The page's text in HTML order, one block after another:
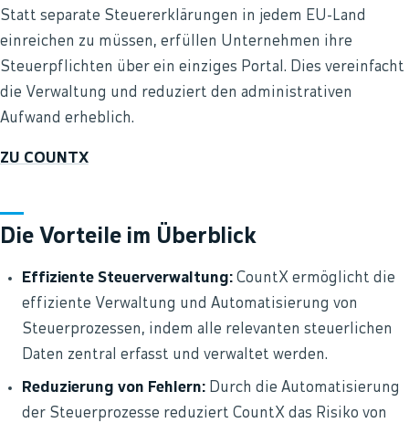
Statt separate Steuererklärungen in jedem EU-Land
einreichen zu müssen, erfüllen Unternehmen ihre
Steuerpflichten über ein einziges Portal. Dies vereinfacht
die Verwaltung und reduziert den administrativen
Aufwand erheblich.
ZU COUNTX
Die Vorteile im Überblick
Effiziente Steuerverwaltung: CountX ermöglicht die
effiziente Verwaltung und Automatisierung von
Steuerprozessen, indem alle relevanten steuerlichen
Daten zentral erfasst und verwaltet werden.
Reduzierung von Fehlern: Durch die Automatisierung
der Steuerprozesse reduziert CountX das Risiko von